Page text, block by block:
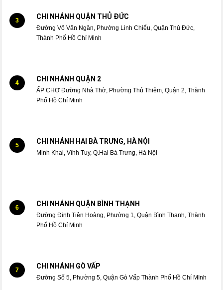
3 CHI NHÁNH QUẬN THỦ ĐỨC
Đường Võ Văn Ngân, Phường Linh Chiểu, Quận Thủ Đức,
Thành Phố Hồ Chí Minh
4 CHI NHÁNH QUẬN 2
ẤP CHỢ Đường Nhà Thờ, Phường Thủ Thiêm, Quận 2, Thành
Phố Hồ Chí Minh
5 CHI NHÁNH HAI BÀ TRƯNG, HÀ NỘI
Minh Khai, Vĩnh Tuy, Q.Hai Bà Trưng, Hà Nội
6 CHI NHÁNH QUẬN BÌNH THẠNH
Đường Đinh Tiên Hoàng, Phường 1, Quận Bình Thạnh, Thành
Phố Hồ Chí Minh
7 CHI NHÁNH GÒ VẤP
Đường Số 5, Phường 5, Quận Gò Vấp Thành Phố Hồ Chí MInh